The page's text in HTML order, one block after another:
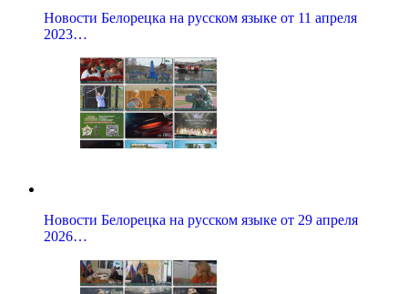
Новости Белорецка на русском языке от 11 апреля
2023…
Новости Белорецка на русском языке от 29 апреля
2026…